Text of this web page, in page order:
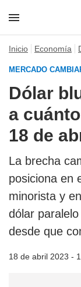
Inicio Economía
MERCADO
Dólar
a
18 de
La brecha
posiciona en
minorista y
dólar
desde que
18 de abril 2023 -